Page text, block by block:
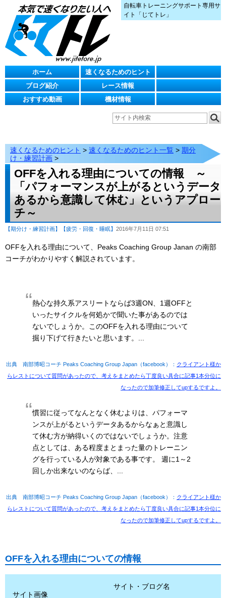
自転車トレーニングサポート専用サ
イト「じてトレ」
ホーム
速くなるためのヒント
ブログ紹介
レース情報
おすすめ動画
機材情報
速くなるためのヒント > 速くなるためのヒント一覧 > 期分
け・練習計画 >
OFFを入れる理由についての情報 ～
「パフォーマンスが上がるというデータ
あるから意識して休む」というアプロー
チ～
【期分け・練習計画】 【疲労・回復・睡眠】 2016年7月11日 07:51
OFFを入れる理由について、Peaks Coaching Group Janan の南部
コーチがわかりやすく解説されています。
熱心な持久系アスリートならば3週ON、1週OFFと
いったサイクルを何処かで聞いた事があるのでは
ないでしょうか。このOFFを入れる理由について
掘り下げて行きたいと思います。...
出典 南部博昭コーチ Peaks Coaching Group Japan（facebook）： クライアント様か
らレストについて質問があったので、考えをまとめたら丁度良い具合に記事1本分位に
なったので加筆修正してupするですよ。
慣習に従ってなんとなく休むよりは、パフォーマ
ンスが上がるというデータあるからなぁと意識し
て休む方が納得いくのではないでしょうか。注意
点としては、ある程度まとまった量のトレーニン
グを行っている人が対象である事です。 週に1～2
回しか出来ないのならば、...
出典 南部博昭コーチ Peaks Coaching Group Japan（facebook）： クライアント様か
らレストについて質問があったので、考えをまとめたら丁度良い具合に記事1本分位に
なったので加筆修正してupするですよ。
OFFを入れる理由についての情報
サイト画像
サイト・ブログ名